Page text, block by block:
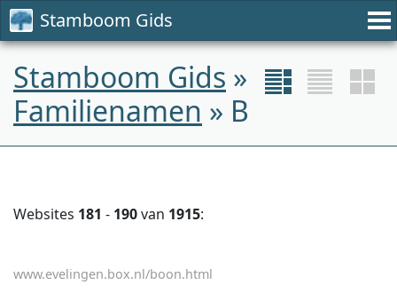
Stamboom Gids
Stamboom Gids »
Familienamen » B
Websites 181 - 190van 1915:
www.evelingen.box.nl/boon.html